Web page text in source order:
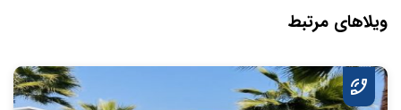
ویلاهای مرتبط